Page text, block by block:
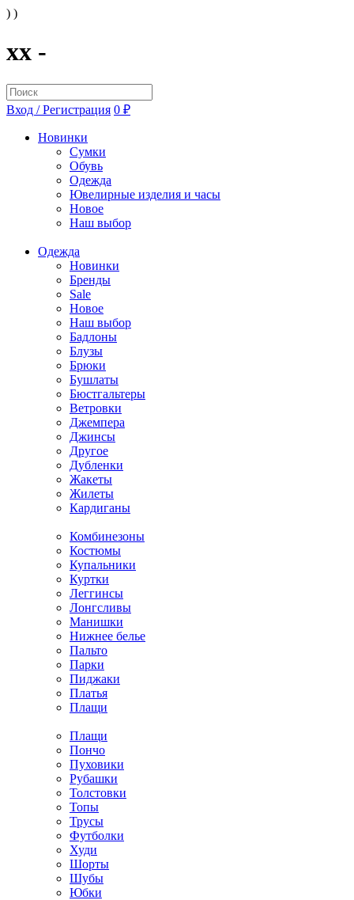
) )
xx -
Вход / Регистрация 0 ₽
Новинки
Сумки
Обувь
Одежда
Ювелирные изделия и часы
Новое
Наш выбор
Одежда
Новинки
Бренды
Sale
Новое
Наш выбор
Бадлоны
Блузы
Брюки
Бушлаты
Бюстгальтеры
Ветровки
Джемпера
Джинсы
Другое
Дубленки
Жакеты
Жилеты
Кардиганы
Комбинезоны
Костюмы
Купальники
Куртки
Леггинсы
Лонгсливы
Манишки
Нижнее белье
Пальто
Парки
Пиджаки
Платья
Плащи
Плащи
Пончо
Пуховики
Рубашки
Толстовки
Топы
Трусы
Футболки
Худи
Шорты
Шубы
Юбки